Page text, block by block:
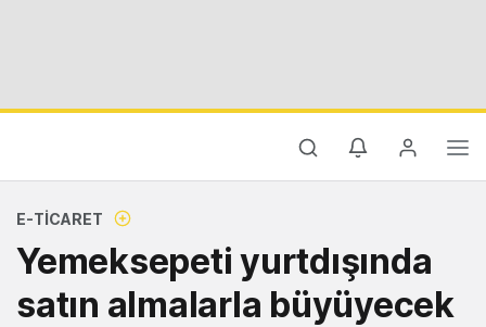
E-TICARET
Yemeksepeti yurtdışında
satın almalarla büyüyecek